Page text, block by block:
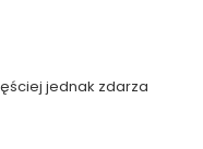
jednak zdarza